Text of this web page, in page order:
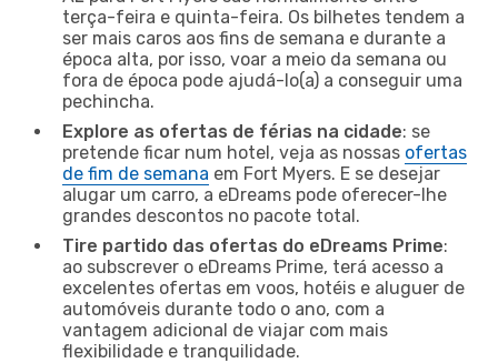
terça-feira e quinta-feira. Os bilhetes tendem a
ser mais caros aos fins de semana e durante a
época alta, por isso, voar a meio da semana ou
fora de época pode ajudá-lo(a) a conseguir uma
pechincha.
Explore as ofertas de férias na cidade: se
pretende ficar num hotel, veja as nossas ofertas
de fim de semana em Fort Myers. E se desejar
alugar um carro, a eDreams pode oferecer-lhe
grandes descontos no pacote total.
Tire partido das ofertas do eDreams Prime:
ao subscrever o eDreams Prime, terá acesso a
excelentes ofertas em voos, hotéis e aluguer de
automóveis durante todo o ano, com a
vantagem adicional de viajar com mais
flexibilidade e tranquilidade.